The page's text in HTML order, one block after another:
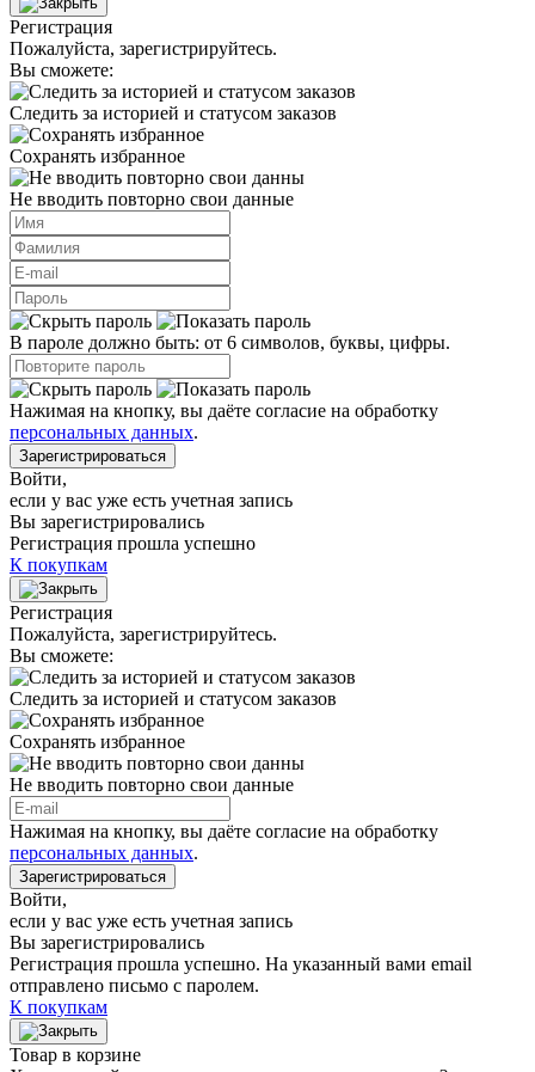
Регистрация
Пожалуйста, зарегистрируйтесь.
Вы сможете:
Следить за историей и статусом заказов
Сохранять избранное
Не вводить повторно свои данные
В пароле должно быть: от 6 символов, буквы, цифры.
Нажимая на кнопку, вы даёте согласие на обработку
персональных данных.
Зарегистрироваться
Войти,
если у вас уже есть учетная запись
Вы зарегистрировались
Регистрация прошла успешно
К покупкам
Регистрация
Пожалуйста, зарегистрируйтесь.
Вы сможете:
Следить за историей и статусом заказов
Сохранять избранное
Не вводить повторно свои данные
Нажимая на кнопку, вы даёте согласие на обработку
персональных данных.
Зарегистрироваться
Войти,
если у вас уже есть учетная запись
Вы зарегистрировались
Регистрация прошла успешно. На указанный вами email
отправлено письмо с паролем.
К покупкам
Товар в корзине